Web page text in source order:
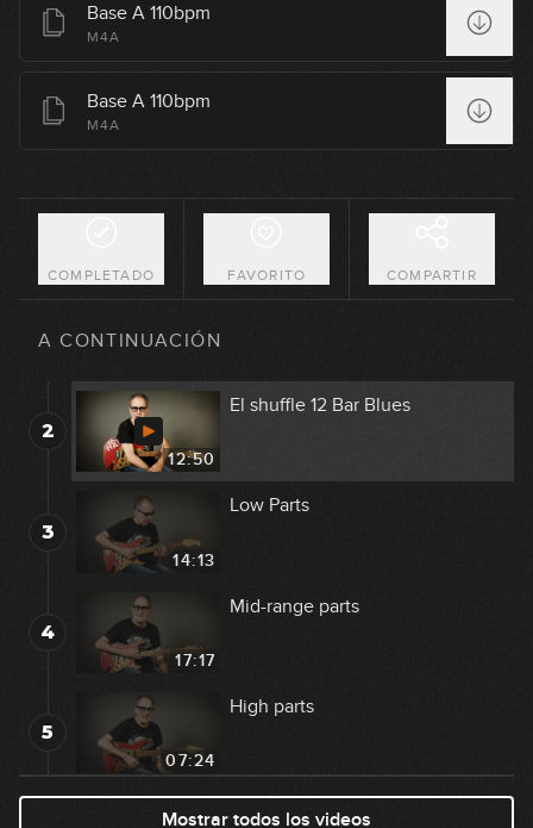
Base A 110bpm
M4A
Base A 110bpm
M4A
COMPLETADO FAVORITO COMPARTIR
A CONTINUACIÓN
1
Breve historia del Blues
2
12:50
El shuffle 12 Bar Blues
3
14:13
Low Parts
4
17:17
Mid-range parts
5
07:24
High parts
Combinaciones (parte 1)
Mostrar todos los videos